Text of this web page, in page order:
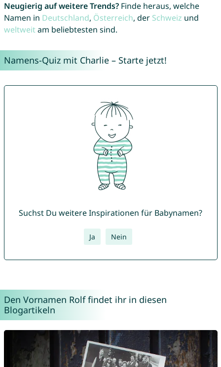
Neugierig auf weitere Trends?Finde heraus, welche
Namen in Deutschland, Österreich, der Schweiz und
weltweitam beliebtesten sind.
Namens-Quiz mit Charlie – Starte jetzt!
Suchst Du weitere Inspirationen für Babynamen?
Ja Nein
Den Vornamen Rolf findet ihr in diesen
Blogartikeln